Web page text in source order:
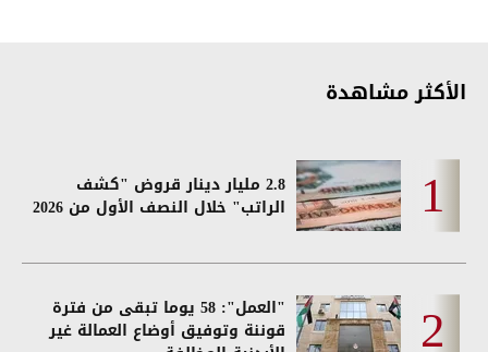
الأكثر مشاهدة
2.8 مليار دينار قروض "كشف
الراتب" خلال النصف الأول من 2026
"العمل": 58 يوما تبقى من فترة
قوننة وتوفيق أوضاع العمالة غير